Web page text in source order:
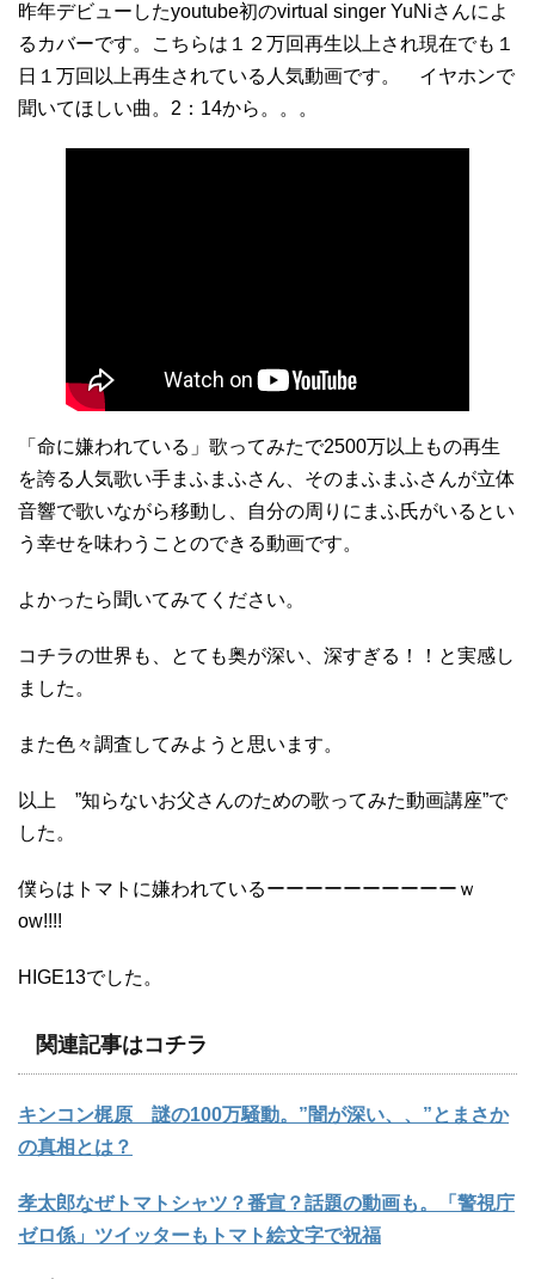
昨年デビューしたyoutube初のvirtual singer YuNiさんによ
るカバーです。こちらは１２万回再生以上され現在でも１
日１万回以上再生されている人気動画です。 イヤホンで
聞いてほしい曲。2：14から。。。
「命に嫌われている」歌ってみたで2500万以上もの再生
を誇る人気歌い手まふまふさん、そのまふまふさんが立体
音響で歌いながら移動し、自分の周りにまふ氏がいるとい
う幸せを味わうことのできる動画です。
よかったら聞いてみてください。
コチラの世界も、とても奥が深い、深すぎる！！と実感し
ました。
また色々調査してみようと思います。
以上 ”知らないお父さんのための歌ってみた動画講座”で
した。
僕らはトマトに嫌われているーーーーーーーーーーｗ
ow!!!!
HIGE13でした。
関連記事はコチラ
キンコン梶原 謎の100万騒動。”闇が深い、、”とまさか
の真相とは？
孝太郎なぜトマトシャツ？番宣？話題の動画も。「警視庁
ゼロ係」ツイッターもトマト絵文字で祝福